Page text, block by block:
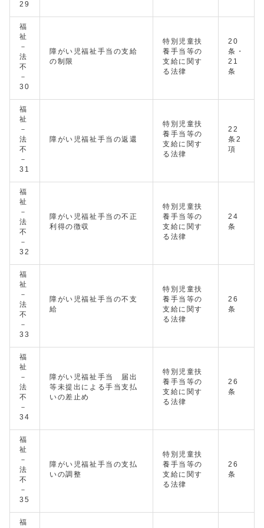
29
福
祉
－
法
不
－
30
障がい児福祉手当の支給
の制限
特別児童扶
養手当等の
支給に関す
る法律
20
条・
21
条
福
祉
－
法
不
－
31
障がい児福祉手当の返還
特別児童扶
養手当等の
支給に関す
る法律
22
条2
項
福
祉
－
法
不
－
32
障がい児福祉手当の不正
利得の徴収
特別児童扶
養手当等の
支給に関す
る法律
24
条
福
祉
－
法
不
－
33
障がい児福祉手当の不支
給
特別児童扶
養手当等の
支給に関す
る法律
26
条
福
祉
－
法
不
－
34
障がい児福祉手当 届出
等未提出による手当支払
いの差止め
特別児童扶
養手当等の
支給に関す
る法律
26
条
福
祉
－
法
不
－
35
障がい児福祉手当の支払
いの調整
特別児童扶
養手当等の
支給に関す
る法律
26
条
福